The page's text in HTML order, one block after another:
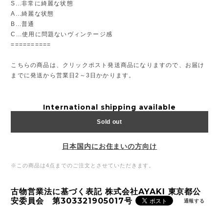
S...非常に綺麗な状態
A...綺麗な状態
B...普通
C...使用に問題ないヴィンテージ感
==========
こちらの商品は、クリックポスト発送商品になりますので、お届け
までに発送から営業日2～3日かかります。
International shipping available
Sold out
日本国内にお住まいの方向け
※この商品は4点までのご注文とさせていただきます。
古物営業法に基づく表記 株式会社AYAKI 東京都公
安委員会 第303321905017号
通報する